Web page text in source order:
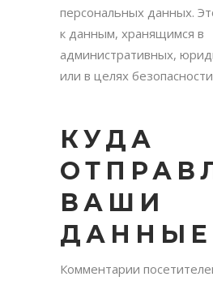
персональных данных.
к данным, хранящимся в
административных,
или в целях
КУДА
ВАШИ
ДАННЫЕ
Комментарии